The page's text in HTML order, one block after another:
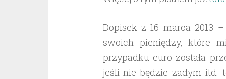
Dopisek z 16 marca 2013
swoich pieniędzy, które
przypadku euro została
jeśli nie będzie zadym itd.